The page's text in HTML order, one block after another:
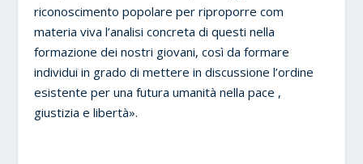
riconoscimento popolare per riproporre com
materia viva l’analisi concreta di questi nella
formazione dei nostri giovani, così da formare
individui in grado di mettere in discussione l’ordine
esistente per una futura umanità nella pace ,
giustizia e libertà».